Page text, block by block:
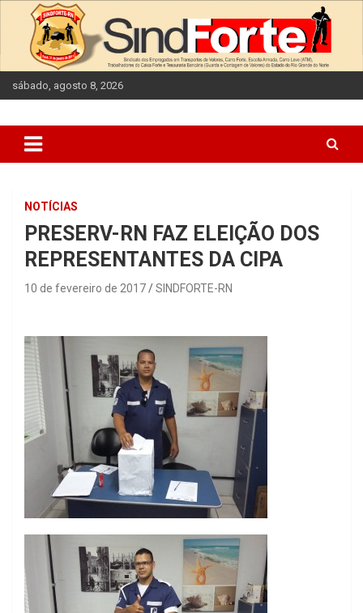
content
sábado, agosto 8, 2026
NOTÍCIAS
PRESERV-RN FAZ ELEIÇÃO DOS
REPRESENTANTES DA CIPA
10 de fevereiro de 2017 SINDFORTE-RN